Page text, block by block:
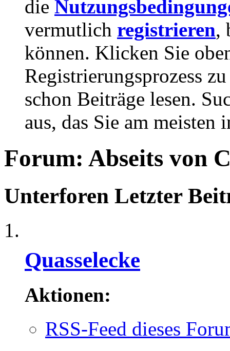
die
vermutlich registrieren,
können. Klicken Sie
Registrierungsprozess
schon Beiträge lesen.
aus, das Sie am meisten
Forum: Abseits von
Unterforen Letzter
Quasselecke
Aktionen:
RSS-Feed dieses